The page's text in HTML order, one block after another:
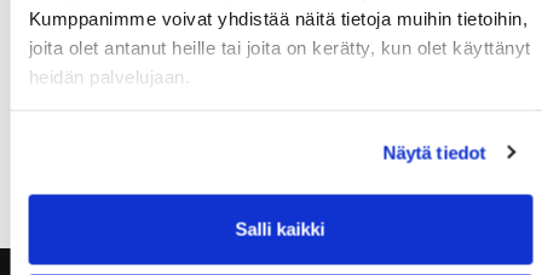
Kumppanimme voivat yhdistää näitä tietoja muihin tietoihin,
joita olet antanut heille tai joita on kerätty, kun olet käyttänyt
heidän palvelujaan.
Näytä tiedot
Salli kaikki